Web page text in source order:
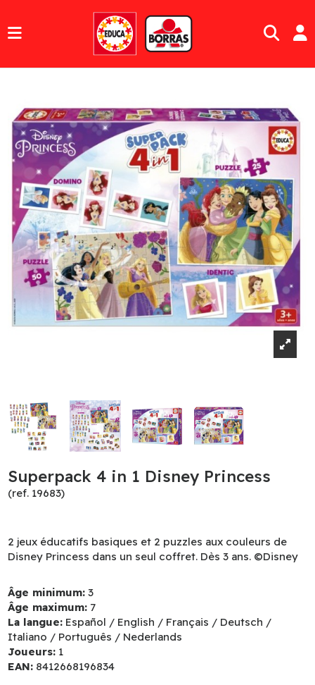
Superpack 4 in 1 Disney Princess
(ref. 19683)
2 jeux éducatifs basiques et 2 puzzles aux couleurs de
Disney Princess dans un seul coffret. Dès 3 ans. ©Disney
Âge minimum: 3
Âge maximum: 7
La langue: Español / English / Français / Deutsch /
Italiano / Português / Nederlands
Joueurs: 1
EAN: 8412668196834